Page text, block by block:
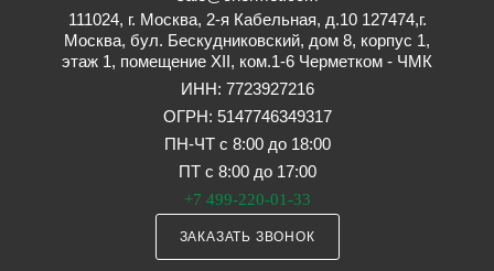
111024, г. Москва, 2-я Кабельная, д.10 127474,г.
Москва, бул. Бескудниковский, дом 8, корпус 1,
этаж 1, помещение XII, ком.1-6 Черметком - ЧМК
ИНН: 7723927216
ОГРН: 5147746349317
ПН-ЧТ с 8:00 до 18:00
ПТ с 8:00 до 17:00
+7 499-220-01-33
ЗАКАЗАТЬ ЗВОНОК